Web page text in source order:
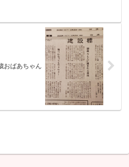
おばあちゃん